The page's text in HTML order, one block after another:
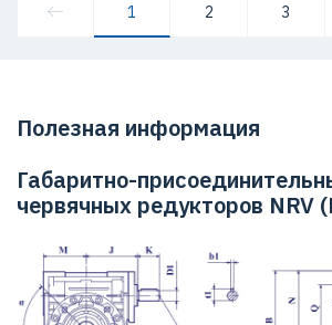
1 2 3
Полезная информация
Габаритно-
червячных редукторов NRV